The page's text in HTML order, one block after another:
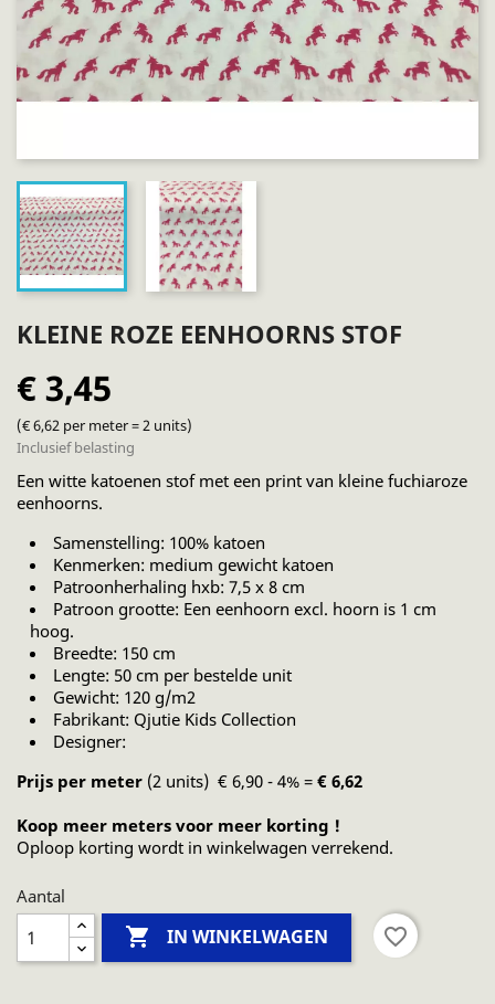
KLEINE ROZE EENHOORNS STOF
€ 3,45
(€ 6,62 per meter = 2 units)
Inclusief belasting
Een witte katoenen stof met een print van kleine fuchiaroze
eenhoorns.
Samenstelling: 100% katoen
Kenmerken: medium gewicht katoen
Patroonherhaling hxb: 7,5 x 8 cm
Patroon grootte: Een eenhoorn excl. hoorn is 1 cm
hoog.
Breedte: 150 cm
Lengte: 50 cm per bestelde unit
Gewicht: 120 g/m2
Fabrikant: Qjutie Kids Collection
Designer:
Prijs per meter (2 units) € 6,90 - 4% = € 6,62
Koop meer meters voor meer korting !
Oploop korting wordt in winkelwagen verrekend.
Aantal
 IN WINKELWAGEN favorite_border